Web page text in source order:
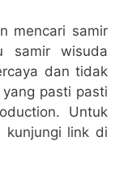
mencari samir
samir wisuda
dan tidak
pasti pasti
Untuk
kunjungi link di